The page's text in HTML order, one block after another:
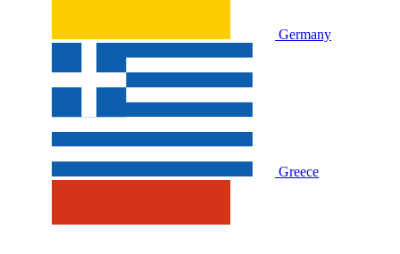
Germany
Greece